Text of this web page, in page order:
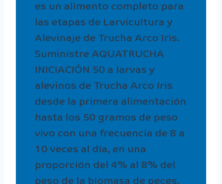
es un alimento completo para
las etapas de Larvicultura y
Alevinaje de Trucha Arco Iris.
Suministre AQUATRUCHA
INICIACIÓN 50 a larvas y
alevinos de Trucha Arco Iris
desde la primera alimentación
hasta los 50 gramos de peso
vivo con una frecuencia de 8 a
10 veces al día, en una
proporción del 4% al 8% del
peso de la biomasa de peces,